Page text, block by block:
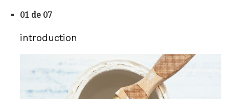
01 de 07
introduction